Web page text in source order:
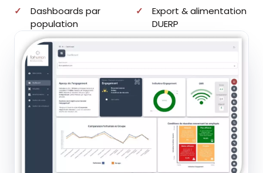
Dashboards par
population
Export & alimentation
DUERP